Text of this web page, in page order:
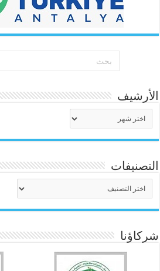
الأرشيف
التصنيفات
شركاؤنا